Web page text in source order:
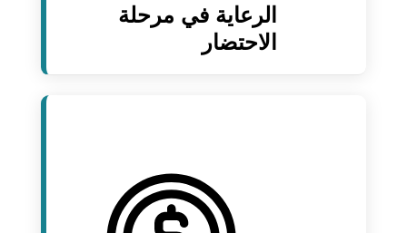
الرعاية في مرحلة
الاحتضار